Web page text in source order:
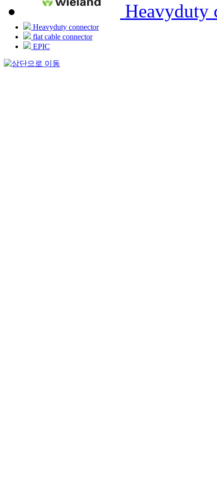
Heavyduty
Heavyduty connector
flat cable connector
EPIC